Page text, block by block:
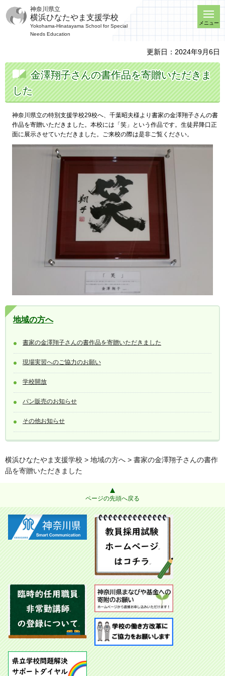
神奈川県立
横浜ひなたやま支援学校
Yokohama-Hinatayama School for Special
Needs Education
メニュー
更新日：2024年9月6日
金澤翔子さんの書作品を寄贈いただきま
した
神奈川県立の特別支援学校29校へ、千葉昭夫様より書家の金澤翔子さんの書
作品を寄贈いただきました。本校には「笑」という作品です。生徒昇降口正
面に展示させていただきました。ご来校の際は是非ご覧ください。
地域の方へ
書家の金澤翔子さんの書作品を寄贈いただきました
現場実習へのご協力のお願い
学校開放
パン販売のお知らせ
その他お知らせ
横浜ひなたやま支援学校 > 地域の方へ > 書家の金澤翔子さんの書作
品を寄贈いただきました
ページの先頭へ戻る